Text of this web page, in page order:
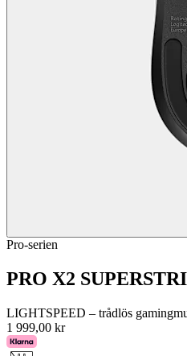
Pro-serien
PRO X2
LIGHTSPEED – trådlös
1 999,00 kr